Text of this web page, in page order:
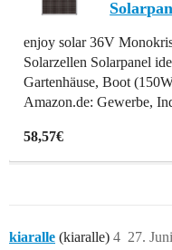
enjoy solar 36V
Solarzellen Solarpanel
Gartenhäuse, Boot
Amazon.de: Gewerbe,
58,57€
kiaralle (kiaralle) 27.
4